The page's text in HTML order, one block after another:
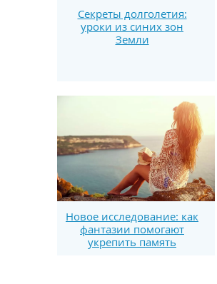
Секреты долголетия:
уроки из синих зон
Земли
Новое исследование: как
фантазии помогают
укрепить память